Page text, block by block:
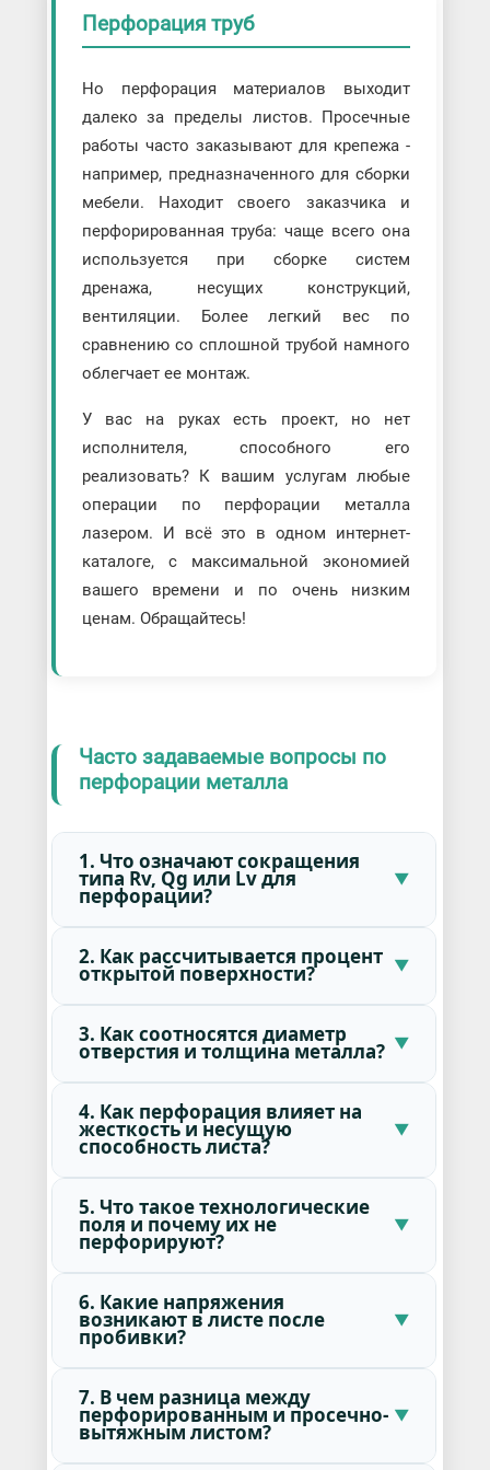
Перфорация труб
Но перфорация материалов выходит
далеко за пределы листов. Просечные
работы часто заказывают для крепежа -
например, предназначенного для сборки
мебели. Находит своего заказчика и
перфорированная труба: чаще всего она
используется при сборке систем
дренажа, несущих конструкций,
вентиляции. Более легкий вес по
сравнению со сплошной трубой намного
облегчает ее монтаж.
У вас на руках есть проект, но нет
исполнителя, способного его
реализовать? К вашим услугам любые
операции по перфорации металла
лазером. И всё это в одном интернет-
каталоге, с максимальной экономией
вашего времени и по очень низким
ценам. Обращайтесь!
Часто задаваемые вопросы по
перфорации металла
1. Что означают сокращения
типа Rv, Qg или Lv для
перфорации?
2. Как рассчитывается процент
открытой поверхности?
3. Как соотносятся диаметр
отверстия и толщина металла?
4. Как перфорация влияет на
жесткость и несущую
способность листа?
5. Что такое технологические
поля и почему их не
перфорируют?
6. Какие напряжения
возникают в листе после
пробивки?
7. В чем разница между
перфорированным и просечно-
вытяжным листом?